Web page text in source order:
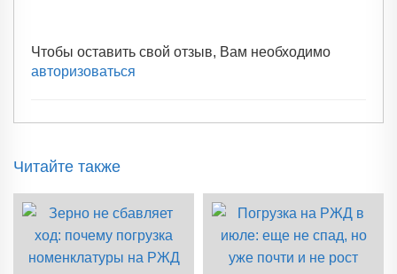
Чтобы оставить свой отзыв, Вам необходимо
авторизоваться
Читайте также